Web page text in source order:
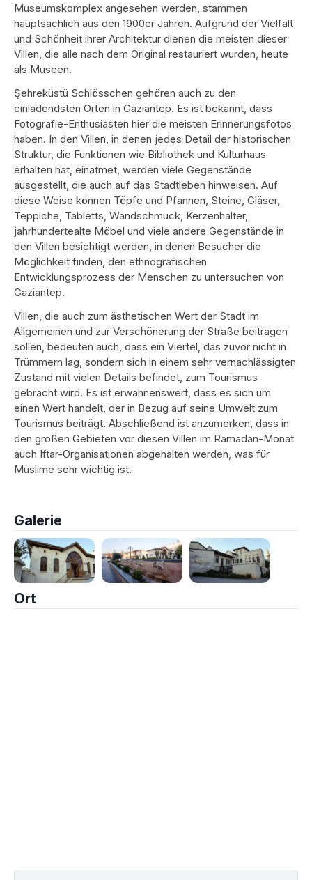
Museumskomplex angesehen werden, stammen
hauptsächlich aus den 1900er Jahren. Aufgrund der Vielfalt
und Schönheit ihrer Architektur dienen die meisten dieser
Villen, die alle nach dem Original restauriert wurden, heute
als Museen.
Şehreküstü Schlösschen gehören auch zu den
einladendsten Orten in Gaziantep. Es ist bekannt, dass
Fotografie-Enthusiasten hier die meisten Erinnerungsfotos
haben. In den Villen, in denen jedes Detail der historischen
Struktur, die Funktionen wie Bibliothek und Kulturhaus
erhalten hat, einatmet, werden viele Gegenstände
ausgestellt, die auch auf das Stadtleben hinweisen. Auf
diese Weise können Töpfe und Pfannen, Steine, Gläser,
Teppiche, Tabletts, Wandschmuck, Kerzenhalter,
jahrhundertealte Möbel und viele andere Gegenstände in
den Villen besichtigt werden, in denen Besucher die
Möglichkeit finden, den ethnografischen
Entwicklungsprozess der Menschen zu untersuchen von
Gaziantep.
Villen, die auch zum ästhetischen Wert der Stadt im
Allgemeinen und zur Verschönerung der Straße beitragen
sollen, bedeuten auch, dass ein Viertel, das zuvor nicht in
Trümmern lag, sondern sich in einem sehr vernachlässigten
Zustand mit vielen Details befindet, zum Tourismus
gebracht wird. Es ist erwähnenswert, dass es sich um
einen Wert handelt, der in Bezug auf seine Umwelt zum
Tourismus beiträgt. Abschließend ist anzumerken, dass in
den großen Gebieten vor diesen Villen im Ramadan-Monat
auch Iftar-Organisationen abgehalten werden, was für
Muslime sehr wichtig ist.
Galerie
Ort